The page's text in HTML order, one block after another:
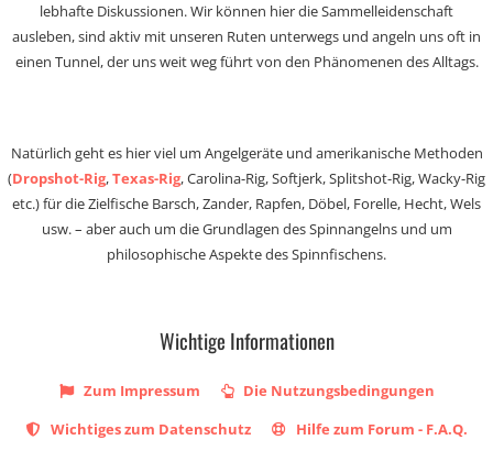
lebhafte Diskussionen. Wir können hier die Sammelleidenschaft
ausleben, sind aktiv mit unseren Ruten unterwegs und angeln uns oft in
einen Tunnel, der uns weit weg führt von den Phänomenen des Alltags.
Natürlich geht es hier viel um Angelgeräte und amerikanische Methoden
(Dropshot-Rig,Texas-Rig, Carolina-Rig, Softjerk, Splitshot-Rig, Wacky-Rig
etc.) für die Zielfische Barsch, Zander, Rapfen, Döbel, Forelle, Hecht, Wels
usw. – aber auch um die Grundlagen des Spinnangelns und um
philosophische Aspekte des Spinnfischens.
Wichtige Informationen
Zum Impressum
Die Nutzungsbedingungen
Wichtiges zum Datenschutz
Hilfe zum Forum - F.A.Q.